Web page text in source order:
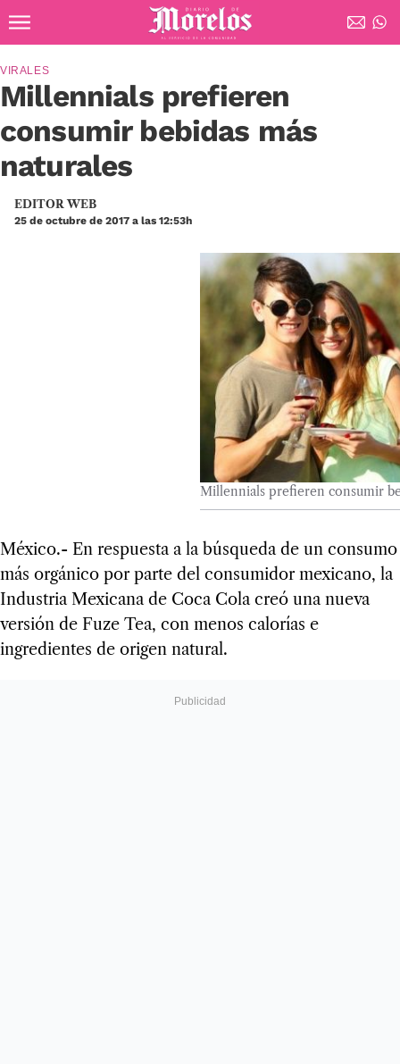
Diario de Morelos
Millennials prefieren
consumir bebidas más
naturales
VIRALES
EDITOR WEB
25 de octubre de 2017 a las 12:53h
Millennials prefieren consumir
México.- En respuesta a la búsqueda de un consumo
más orgánico por parte del consumidor mexicano, la
Industria Mexicana de Coca Cola creó una nueva
versión de Fuze Tea, con menos calorías e
ingredientes de origen natural.